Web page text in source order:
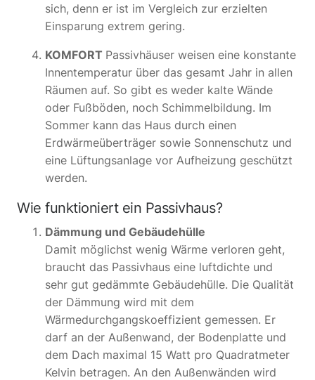
sich, denn er ist im Vergleich zur erzielten
Einsparung extrem gering.
KOMFORT Passivhäuser weisen eine konstante
Innentemperatur über das gesamt Jahr in allen
Räumen auf. So gibt es weder kalte Wände
oder Fußböden, noch Schimmelbildung. Im
Sommer kann das Haus durch einen
Erdwärmeüberträger sowie Sonnenschutz und
eine Lüftungsanlage vor Aufheizung geschützt
werden.
Wie funktioniert ein Passivhaus?
Dämmung und Gebäudehülle
Damit möglichst wenig Wärme verloren geht,
braucht das Passivhaus eine luftdichte und
sehr gut gedämmte Gebäudehülle. Die Qualität
der Dämmung wird mit dem
Wärmedurchgangskoeffizient gemessen. Er
darf an der Außenwand, der Bodenplatte und
dem Dach maximal 15 Watt pro Quadratmeter
Kelvin betragen. An den Außenwänden wird